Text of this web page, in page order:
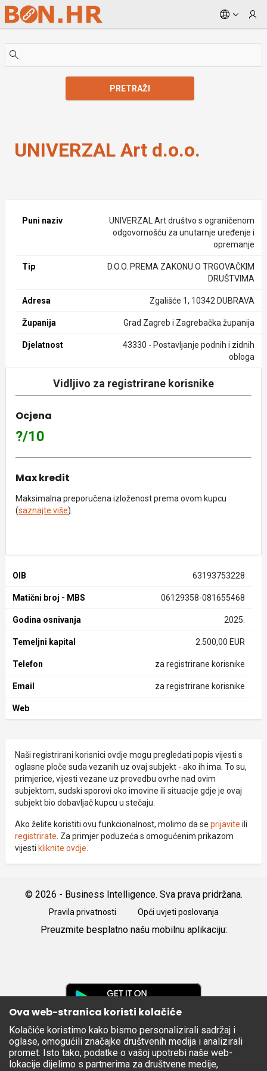
Skip to Main Content
PRETRAŽI
UNIVERZAL Art d.o.o.
Puni naziv
UNIVERZAL Art društvo s ograničenom
odgovornošću za unutarnje uređenje i
opremanje
Tip
D.O.O. PREMA ZAKONU O TRGOVAČKIM
DRUŠTVIMA
Adresa Zgališće 1, 10342 DUBRAVA
Županija Grad Zagreb i Zagrebačka županija
Djelatnost
43330 - Postavljanje podnih i zidnih
obloga
Vidljivo za registrirane korisnike
Ocjena
?/10
Max kredit
Maksimalna preporučena izloženost prema ovom kupcu
(saznajte više).
OIB 63193753228
Matični broj - MBS 06129358-081655468
Godina osnivanja 2025.
Temeljni kapital 2.500,00 EUR
Telefon za registrirane korisnike
Email za registrirane korisnike
Web
Naši registrirani korisnici ovdje mogu pregledati popis vijesti s
oglasne ploče suda vezanih uz ovaj subjekt - ako ih ima. To su,
primjerice, vijesti vezane uz provedbu ovrhe nad ovim
subjektom, sudski sporovi oko imovine ili situacije gdje je ovaj
subjekt bio dobavljač kupcu u stečaju.
Ako želite koristiti ovu funkcionalnost, molimo da se prijavite ili
registrirate . Za primjer poduzeća s omogućenim prikazom
vijesti kliknite ovdje
© 2026 - Business Intelligence. Sva prava pridržana.
Pravila privatnosti Opći uvjeti poslovanja
Preuzmite besplatno našu mobilnu aplikaciju:
Apple
Store
Ova web-stranica koristi kolačiće
Kolačiće koristimo kako bismo personalizirali sadržaj i
oglase, omogućili značajke društvenih medija i analizirali
promet. Isto tako, podatke o vašoj upotrebi naše web-
lokacije dijelimo s partnerima za društvene medije,